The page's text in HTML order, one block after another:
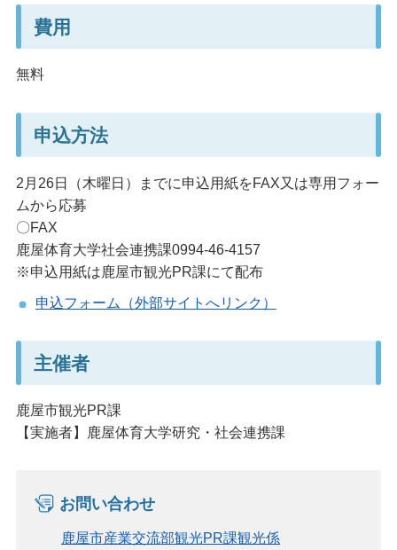
費用
無料
申込方法
2月26日（木曜日）までに申込用紙をFAX又は専用フォー
ムから応募
〇FAX
鹿屋体育大学社会連携課0994-46-4157
※申込用紙は鹿屋市観光PR課にて配布
申込フォーム（外部サイトへリンク）
主催者
鹿屋市観光PR課
【実施者】鹿屋体育大学研究・社会連携課
お問い合わせ
鹿屋市産業交流部観光PR課観光係